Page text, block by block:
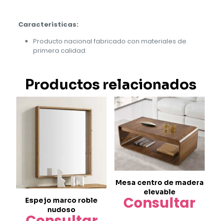
Características:
Producto nacional fabricado con materiales de
primera calidad.
Productos relacionados
Espejo marco roble
nudoso
Mesa centro de madera
elevable
Consultar